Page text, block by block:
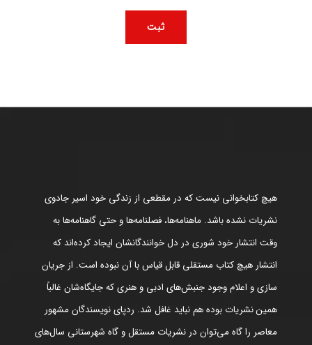
هیچ کتابخوانی نیست که در مقطعی از زندگی خود اسیر جادوی
نشریات نشده باشد. ماهنامه‌ها، فصلنامه‌ها و حتی گاهنامه‌ها به
وقت انتشار خود شوری در دل خوانندگانشان ایجاد کرده‌اند که
انتشار هیچ کتاب مستقلی قابل قیاس با آن نبوده است. از جریان
سازی و اعلام وجود جنبش‌های ادبی و هنری که جایگاه‌شان غالباً
همین نشریات بوده هم نباید غافل شد. ردپای نویسندگان مشهور
معاصر را گاه می‌توان در نشریات مستقل و گاه شهرستانی سال‌های